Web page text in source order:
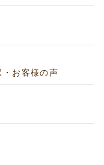
お客様の声